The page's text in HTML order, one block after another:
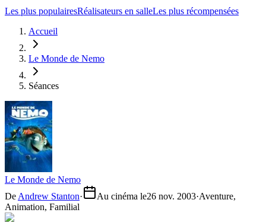
Les plus populairesRéalisateurs en salleLes plus récompensées
Accueil
Le Monde de Nemo
Séances
Le Monde de Nemo
De Andrew Stanton· Au cinéma le26 nov. 2003·Aventure,
Animation, Familial